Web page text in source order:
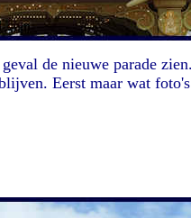
de nieuwe parade
Eerst maar wat